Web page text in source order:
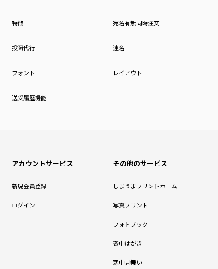
特徴 宛名有無同時注文
投函代行 連名
フォント レイアウト
送受履歴機能
アカウントサービス
新規会員登録
ログイン
その他のサービス
しまうまプリントホーム
写真プリント
フォトブック
喪中はがき
寒中見舞い